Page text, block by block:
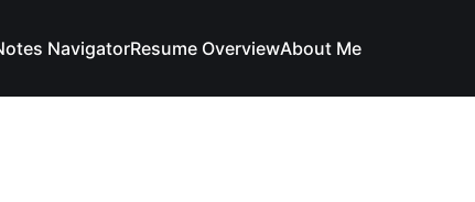
NavigatorResume OverviewAbout Me